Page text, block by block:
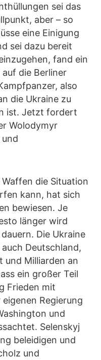
sei das
aber – so
eine Einigung
sei dazu bereit
fand ein
die Berliner
also
die Ukraine zu
ist. Jetzt fordert
Wolodymyr
die Situation
kann, hat sich
bewiesen. Je
länger wird
Die Ukraine
Deutschland,
und Milliarden an
ein großer Teil
Frieden mit
Regierung
und
Selenskyj
beleidigen und
und